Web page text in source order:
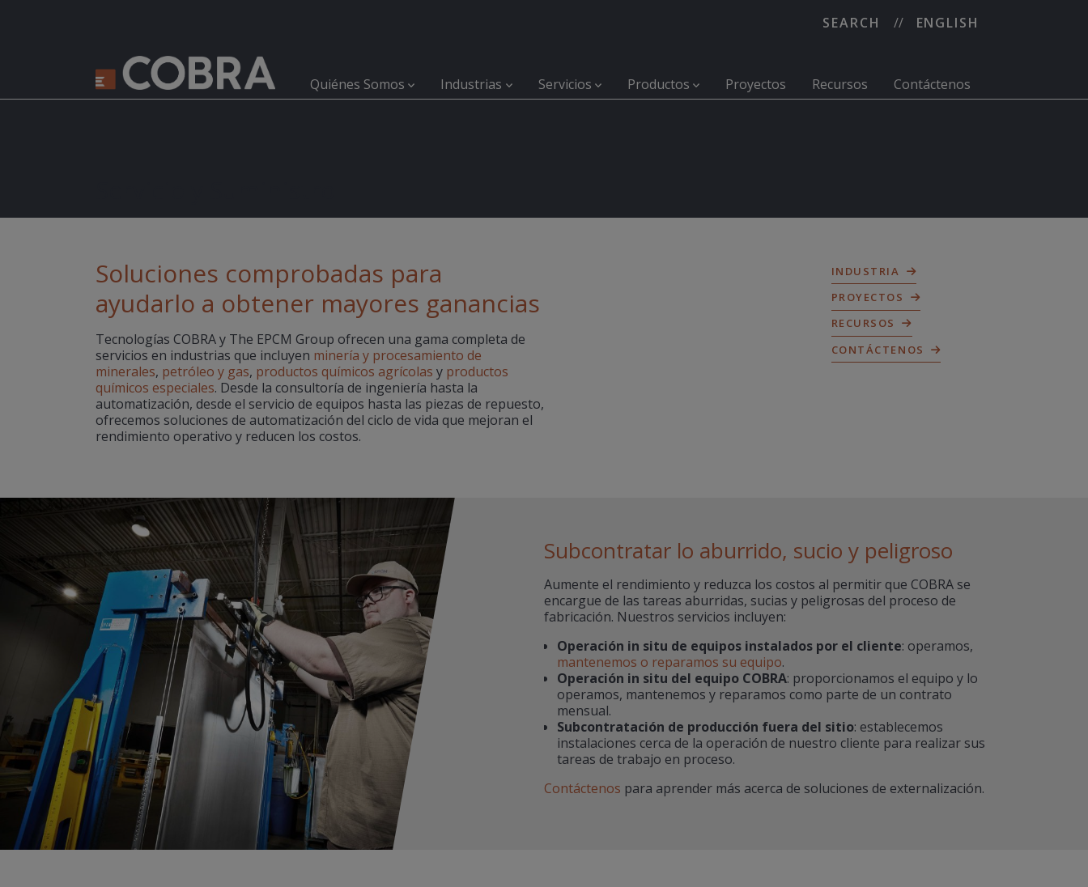
SEARCH ENGLISH
Quiénes Somos Industrias Servicios Productos Proyectos Recursos Contáctenos
Soluciones comprobadas para
ayudarlo a obtener mayores ganancias
Tecnologías COBRA y The EPCM Group ofrecen una gama completa de
servicios en industrias que incluyen minería y procesamiento de
minerales, petróleo y gas, productos químicos agrícolas y productos
químicos especiales. Desde la consultoría de ingeniería hasta la
automatización, desde el servicio de equipos hasta las piezas de repuesto,
ofrecemos soluciones de automatización del ciclo de vida que mejoran el
rendimiento operativo y reducen los costos.
INDUSTRIA
PROYECTOS
RECURSOS
CONTÁCTENOS
Subcontratar lo aburrido, sucio y peligroso
Aumente el rendimiento y reduzca los costos al permitir que COBRA se
encargue de las tareas aburridas, sucias y peligrosas del proceso de
fabricación. Nuestros servicios incluyen:
Operación in situ de equipos instalados por el cliente: operamos,
mantenemos o reparamos su equipo.
Operación in situ del equipo COBRA: proporcionamos el equipo y lo
operamos, mantenemos y reparamos como parte de un contrato
mensual.
Subcontratación de producción fuera del sitio: establecemos
instalaciones cerca de la operación de nuestro cliente para realizar sus
tareas de trabajo en proceso.
Contáctenos para aprender más acerca de soluciones de externalización.